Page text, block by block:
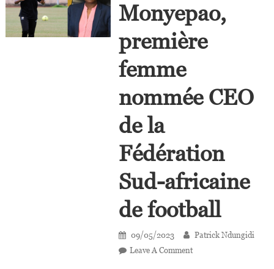
Monyepao,
première
femme
nommée CEO
de la
Fédération
Sud-africaine
de football
09/05/2023
Patrick Ndungidi
Leave A CommentOn